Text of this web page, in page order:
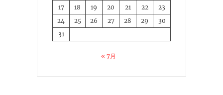
17
18 19 20 21 22
23
24
25 26 27 28 29
30
31
« 7月